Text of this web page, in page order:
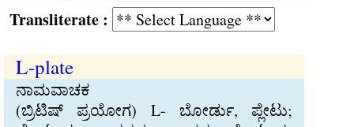
:
L-plate
ನಾಮವಾಚಕ
(ಬ್ರಿಟಿಷ್‍ ಪ್ರಯೋಗ) L- ಬೋರ್ಡು, ಪ್ಲೇಟು;